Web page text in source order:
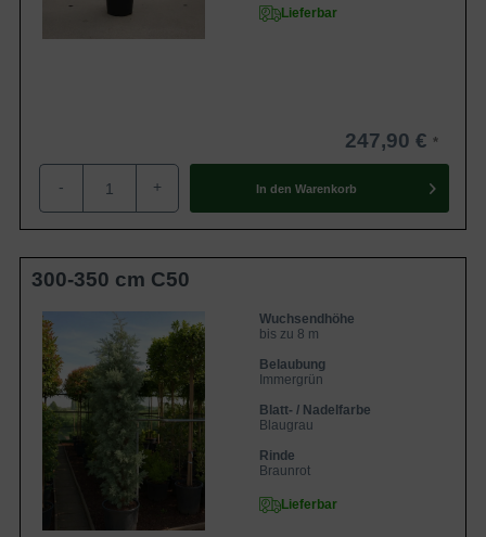
Lieferbar
247,90 €
- + In den Warenkorb
300-350 cm C50
Wuchsendhöhe
bis zu 8 m
Belaubung
Immergrün
Blatt- / Nadelfarbe
Blaugrau
Rinde
Braunrot
Lieferbar